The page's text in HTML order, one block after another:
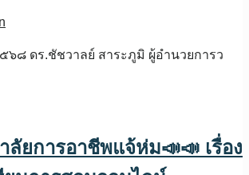
๘ ดร.ชัชวาลย์ สาระภูมิ ผู้อำนวยการว
ลัยการอาชีพแจ้ห่ม📣📣 เรื่อง